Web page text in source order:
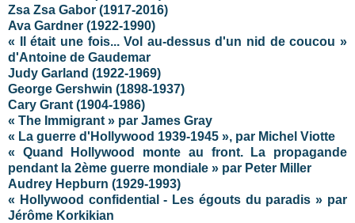
Zsa Zsa Gabor (1917-2016)
Ava Gardner (1922-1990)
« Il était une fois... Vol au-dessus d'un nid de coucou »
d'Antoine de Gaudemar
Judy Garland (1922-1969)
George Gershwin (1898-1937)
Cary Grant (1904-1986)
« The Immigrant » par James Gray
« La guerre d'Hollywood 1939-1945 », par Michel Viotte
« Quand Hollywood monte au front. La propagande
pendant la 2ème guerre mondiale » par Peter Miller
Audrey Hepburn (1929-1993)
« Hollywood confidential - Les égouts du paradis » par
Jérôme Korkikian